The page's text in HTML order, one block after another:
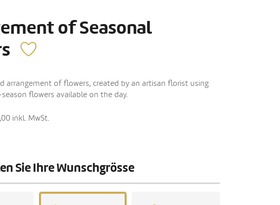
of Seasonal
arrangement of flowers, created by an artisan florist using
flowers available on the day.
inkl. MwSt.
Sie Ihre Wunschgrösse